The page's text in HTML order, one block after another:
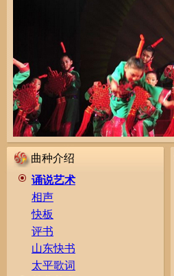
曲种介绍
诵说艺术
相声
快板
评书
山东快书
太平歌词